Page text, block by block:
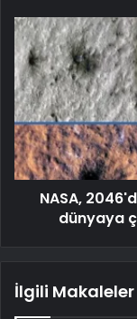
NASA,
dünyaya
İlgili Makaleler